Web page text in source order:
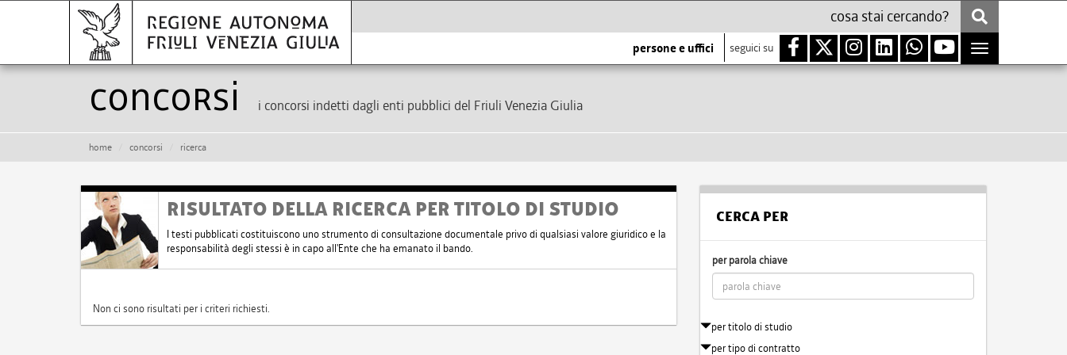
persone e uffici seguici su
Toggle
navigation
Concorsi i concorsi indetti dagli enti pubblici del Friuli Venezia Giulia
home concorsi ricerca
RISULTATO DELLA RICERCA PER TITOLO DI STUDIO
I testi pubblicati costituiscono uno strumento di consultazione documentale privo di qualsiasi valore giuridico e la
responsabilità degli stessi è in capo all'Ente che ha emanato il bando.
Non ci sono risultati per i criteri richiesti.
CERCA PER
per parola chiave
per titolo di studio
per tipo di contratto